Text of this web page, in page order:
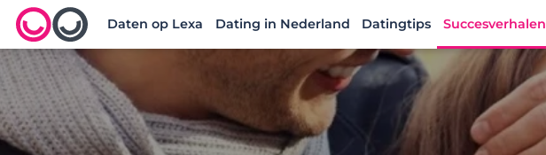
Lexa logo
Daten op Lexa Dating in Nederland Datingtips Succesverhalen